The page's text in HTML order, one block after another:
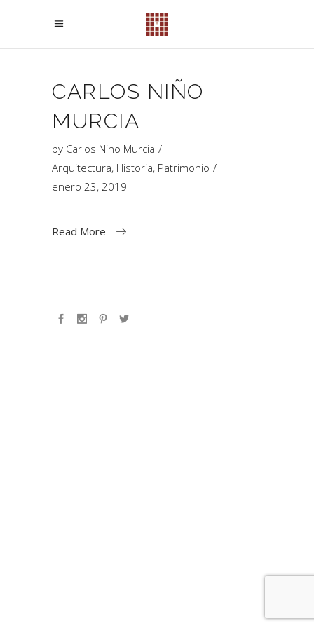
CARLOS NIÑO
MURCIA
by Carlos Nino Murcia
Arquitectura, Historia, Patrimonio
enero 23, 2019
Read More